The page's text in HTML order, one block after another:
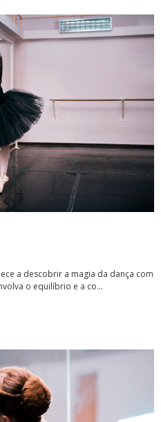
a descobrir a magia da dança com
o equilíbrio e a co...